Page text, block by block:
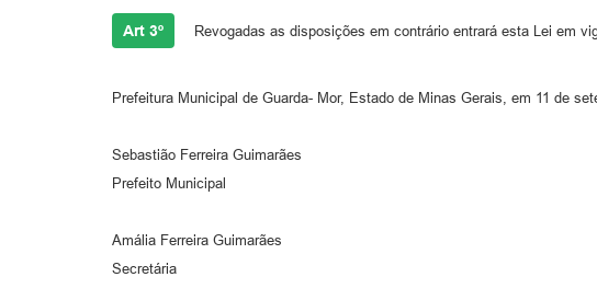
Art 3º Revogadas as disposições em contrário entrará esta Lei em
Prefeitura Municipal de Guarda- Mor, Estado de Minas Gerais, em 11 de
Sebastião Ferreira Guimarães
Prefeito Municipal
Amália Ferreira Guimarães
Secretária